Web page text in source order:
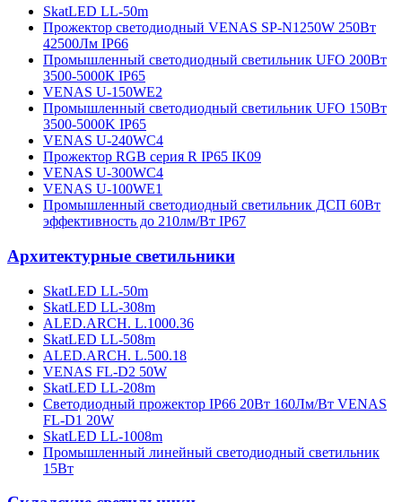
SkatLED LL-50m
Прожектор светодиодный VENAS SP-N1250W 250Вт
42500Лм IP66
Промышленный светодиодный светильник UFO 200Вт
3500-5000К IP65
VENAS U-150WE2
Промышленный светодиодный светильник UFO 150Вт
3500-5000K IP65
VENAS U-240WC4
Прожектор RGB серия R IP65 IK09
VENAS U-300WC4
VENAS U-100WE1
Промышленный светодиодный светильник ДСП 60Вт
эффективность до 210лм/Вт IP67
Архитектурные светильники
SkatLED LL-50m
SkatLED LL-308m
ALED.ARCH. L.1000.36
SkatLED LL-508m
ALED.ARCH. L.500.18
VENAS FL-D2 50W
SkatLED LL-208m
Cветодиодный прожектор IP66 20Вт 160Лм/Вт VENAS
FL-D1 20W
SkatLED LL-1008m
Промышленный линейный светодиодный светильник
15Вт